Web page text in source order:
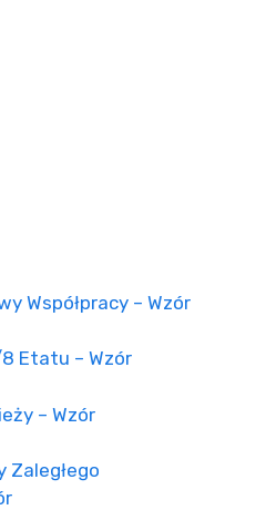
Współpracy – Wzór
Etatu – Wzór
– Wzór
Zaległego